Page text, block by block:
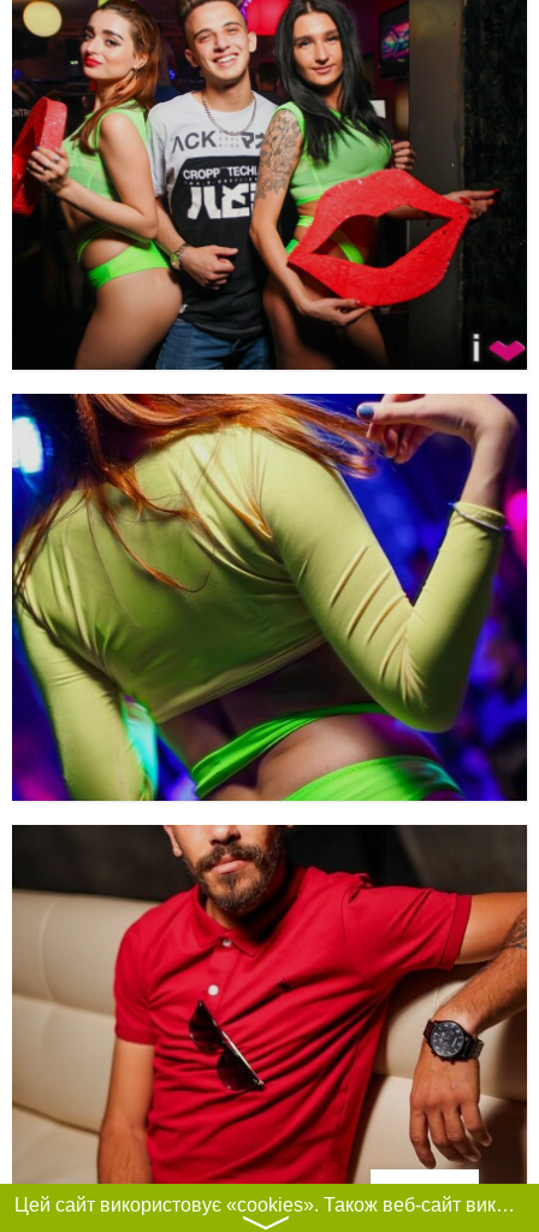
Фільтри
Цей сайт використовує «cookies». Також веб-сайт використовує інтернет-сервіс для збору технічних даних стосовно відвідувачів з метою отримання маркетингової та статистичної інформації. Умови обробки даних відвідувачів сайту див.
〉